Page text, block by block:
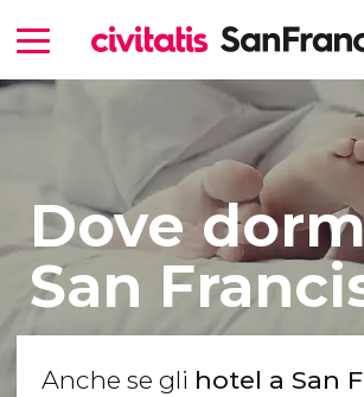
Dove
San
Anche se gli hotel a San